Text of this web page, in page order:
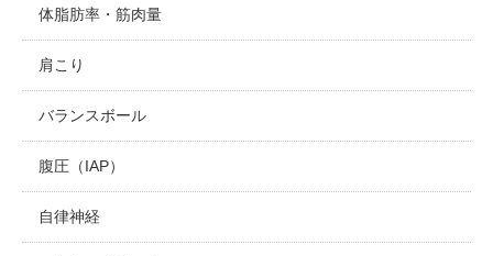
体脂肪率・筋肉量
肩こり
バランスボール
腹圧（IAP）
自律神経